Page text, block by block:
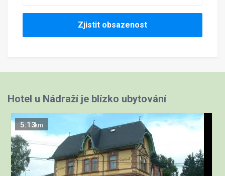
Zjistit obsazenost
Hotel u Nádraží je blízko ubytování
5.13km